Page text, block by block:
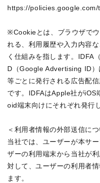
https://
※Cookieとは、ブラウザで
れる、利用履歴や入力内容
く仕組みを指します。
D（Google Advertising ID
等ごとに発行される広告配
です。IDFAはApple社が
oid端末向けにそれぞれ発行
＜利用者情報の外部送信につ
当社では、ユーザーが本サ
ザーの利用端末から当社が
対して、ユーザーの利用者
ます。